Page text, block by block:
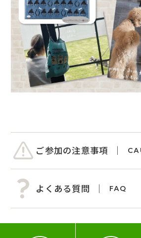
ご参加の注意事項
よくある質問 FAQ